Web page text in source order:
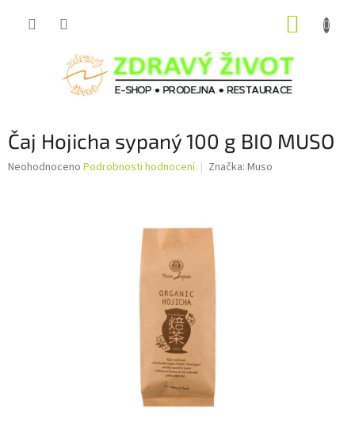
Čaj Hojicha sypaný 100 g BIO MUSO
Průměrné
Neohodnoceno Podrobnosti hodnocení Značka: Muso